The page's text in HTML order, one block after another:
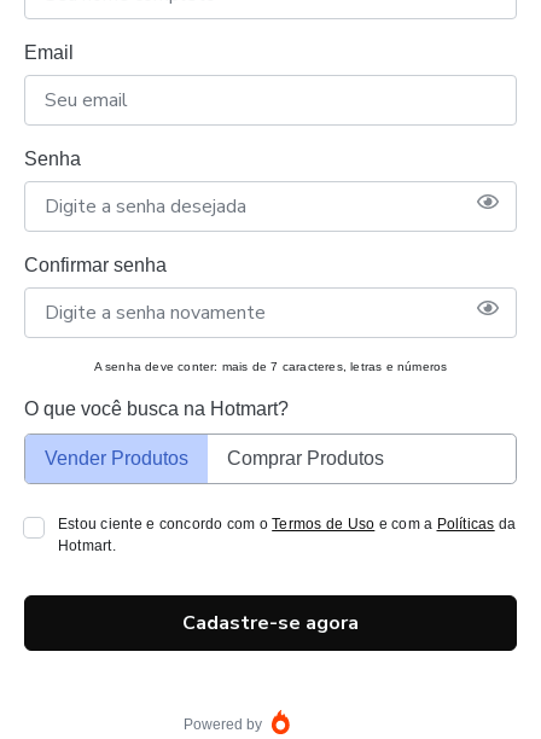
Email
Senha
Confirmar senha
A senha deve conter: mais de 7 caracteres, letras e números
O que você busca na Hotmart?
Vender Produtos Comprar Produtos
Estou ciente e concordo com oTermos de Uso e com a Políticas da
Hotmart.
Cadastre-se agora
Powered by